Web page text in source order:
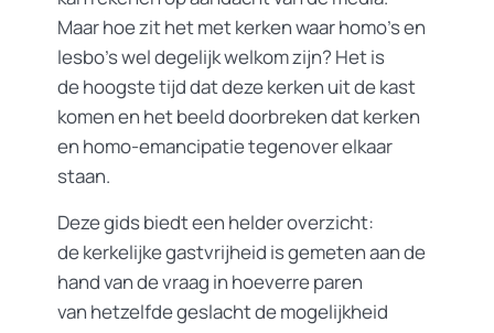
Maar hoe zit het met kerken waar homo’s en
lesbo’s wel degelijk welkom zijn? Het is
de hoogste tijd dat deze kerken uit de kast
komen en het beeld doorbreken dat kerken
en homo-emancipatie tegenover elkaar
staan.
Deze gids biedt een helder overzicht:
de kerkelijke gastvrijheid is gemeten aan de
hand van de vraag in hoeverre paren
van hetzelfde geslacht de mogelijkheid